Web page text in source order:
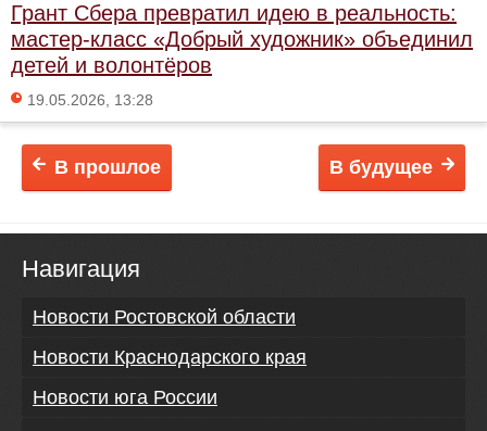
Грант Сбера превратил идею в реальность:
мастер-класс «Добрый художник» объединил
детей и волонтёров
19.05.2026, 13:28
В будущее
В прошлое
Навигация
Новости Ростовской области
Новости Краснодарского края
Новости юга России